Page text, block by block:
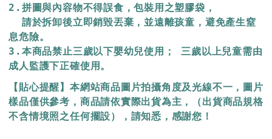
2.拼圖與內容物不得誤食，包裝用之塑膠袋，
  請於拆卸後立即銷毀丟棄，
並遠離孩童，避免產生窒
息危險。
3.本商品禁止三歲以下嬰幼兒使用； 三歲以上兒童需由
成人監護下正確使用。
【貼心提醒】本網站商品圖片拍攝角度及光線不一，圖片
樣品僅供參考，商品請依實際出貨為主，（出貨商品規格
不含情境照之任何擺設），請知悉，感謝您！